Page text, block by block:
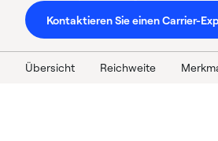
Kontaktieren Sie einen Carrier-
Übersicht Reichweite